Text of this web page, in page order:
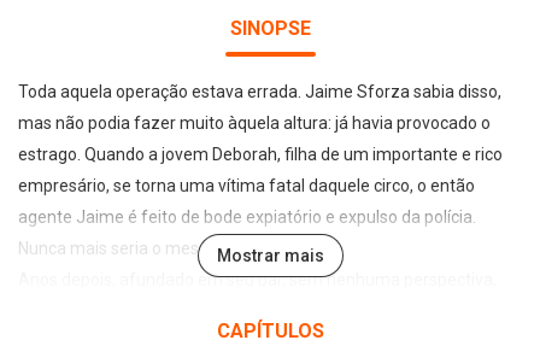
SINOPSE
Toda aquela operação estava errada. Jaime Sforza sabia disso,
mas não podia fazer muito àquela altura: já havia provocado o
estrago. Quando a jovem Deborah, filha de um importante e rico
empresário, se torna uma vítima fatal daquele circo, o então
agente Jaime é feito de bode expiatório e expulso da polícia.
Nunca mais seria o mesmo.
Anos depois, afundado em seu bar, sem nenhuma perspectiva,
Mostrar mais
CAPÍTULOS